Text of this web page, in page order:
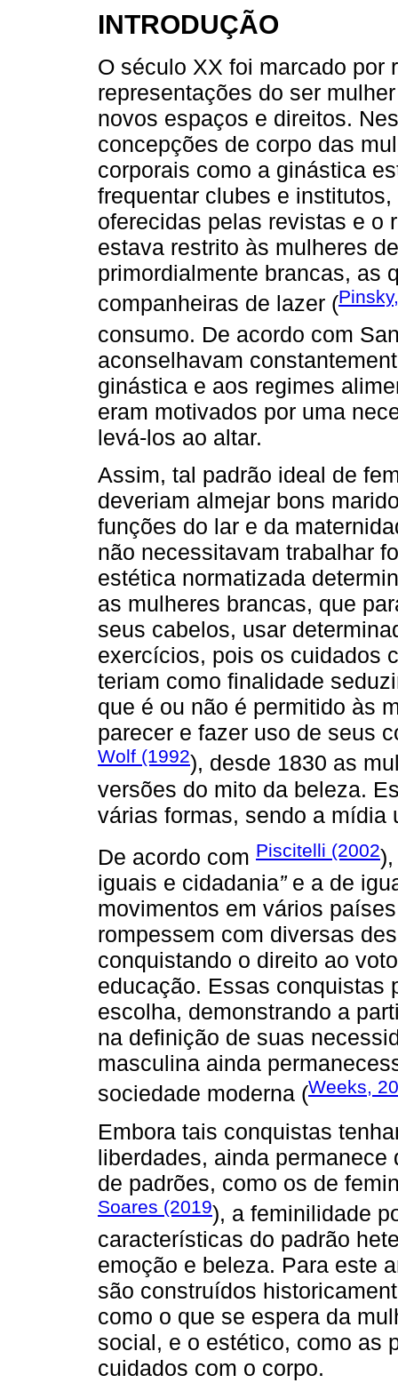
INTRODUÇÃO
O século XX foi marcado por
representações do ser
novos espaços e direitos.
concepções de corpo das
corporais como a ginástica
frequentar clubes e
oferecidas pelas revistas e o
estava restrito às mulheres
primordialmente brancas, as
companheiras de lazer (
consumo. De acordo com
aconselhavam
ginástica e aos regimes
eram motivados por uma
levá-los ao altar.
Assim, tal padrão ideal de
deveriam almejar bons
funções do lar e da
não necessitavam trabalhar
estética normatizada
as mulheres brancas, que
seus cabelos, usar
exercícios, pois os cuidados
teriam como finalidade
que é ou não é permitido às
parecer e fazer uso de seus
Wolf (1992), desde 1830 as
versões do mito da beleza.
várias formas, sendo a mídia
De acordo com Piscitelli (2002
iguais e cidadania”e a de
movimentos em vários
rompessem com diversas
conquistando o direito ao
educação. Essas conquistas
escolha, demonstrando a
na definição de suas
masculina ainda
sociedade moderna (Weeks,
Embora tais conquistas
liberdades, ainda
de padrões, como os de
Soares (2019), a feminilidade
características do padrão
emoção e beleza. Para este
são construídos
como o que se espera da
social, e o estético, como as
cuidados com o corpo.